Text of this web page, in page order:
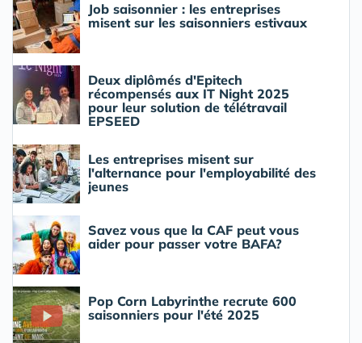
Job saisonnier : les entreprises
misent sur les saisonniers estivaux
Deux diplômés d'Epitech
récompensés aux IT Night 2025
pour leur solution de télétravail
EPSEED
Les entreprises misent sur
l'alternance pour l'employabilité des
jeunes
Savez vous que la CAF peut vous
aider pour passer votre BAFA?
Pop Corn Labyrinthe recrute 600
saisonniers pour l'été 2025